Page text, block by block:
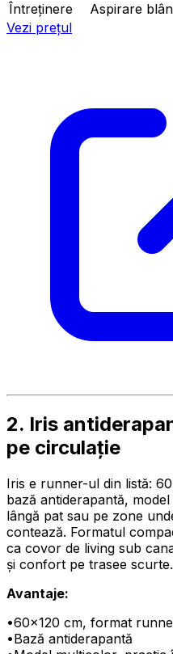
Întreținere
Aspirare
Vezi prețul
2. Iris
pe circulație
Iris e runner-ul din listă:
bază antiderapantă,
lângă pat sau pe zone
contează. Formatul
ca covor de living sub
și confort pe trasee scurte.
Avantaje:
•60×120 cm, format
•Bază antiderapantă